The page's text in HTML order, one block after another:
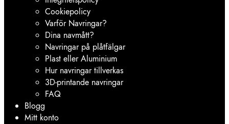
Cookiepolicy
Varför Navringar?
Dina navmått?
Navringar på plåtfälgar
Plast eller Aluminium
Hur navringar tillverkas
3D-printande navringar
FAQ
Blogg
Mitt konto